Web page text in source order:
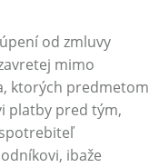
od zmluvy
mimo
ktorých predmetom
platby pred tým,
ibaže